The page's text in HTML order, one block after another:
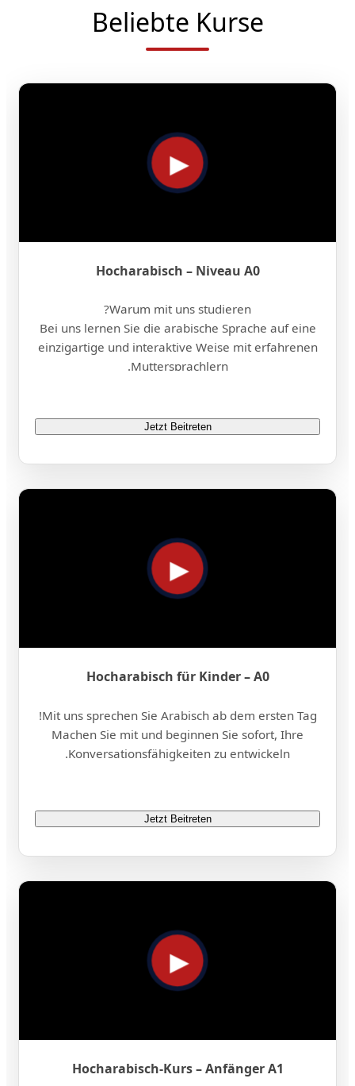
Beliebte Kurse
Hocharabisch – Niveau A0
Warum mit uns studieren?
Bei uns lernen Sie die arabische Sprache auf eine
einzigartige und interaktive Weise mit erfahrenen
Muttersprachlern.
Jetzt Beitreten
Hocharabisch für Kinder – A0
Mit uns sprechen Sie Arabisch ab dem ersten Tag!
Machen Sie mit und beginnen Sie sofort, Ihre
Konversationsfähigkeiten zu entwickeln.
Jetzt Beitreten
Hocharabisch-Kurs – Anfänger A1